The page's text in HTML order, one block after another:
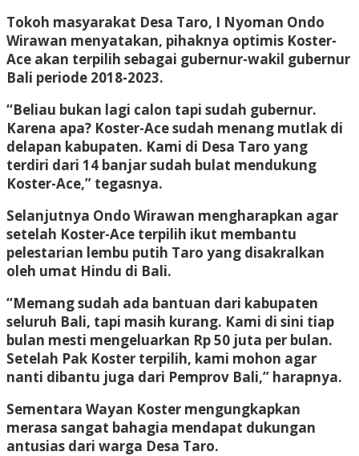
Tokoh masyarakat Desa Taro, I Nyoman Ondo
Wirawan menyatakan, pihaknya optimis Koster-
Ace akan terpilih sebagai gubernur-wakil gubernur
Bali periode 2018-2023.
“Beliau bukan lagi calon tapi sudah gubernur.
Karena apa? Koster-Ace sudah menang mutlak di
delapan kabupaten. Kami di Desa Taro yang
terdiri dari 14 banjar sudah bulat mendukung
Koster-Ace,” tegasnya.
Selanjutnya Ondo Wirawan mengharapkan agar
setelah Koster-Ace terpilih ikut membantu
pelestarian lembu putih Taro yang disakralkan
oleh umat Hindu di Bali.
“Memang sudah ada bantuan dari kabupaten
seluruh Bali, tapi masih kurang. Kami di sini tiap
bulan mesti mengeluarkan Rp 50 juta per bulan.
Setelah Pak Koster terpilih, kami mohon agar
nanti dibantu juga dari Pemprov Bali,” harapnya.
Sementara Wayan Koster mengungkapkan
merasa sangat bahagia mendapat dukungan
antusias dari warga Desa Taro.